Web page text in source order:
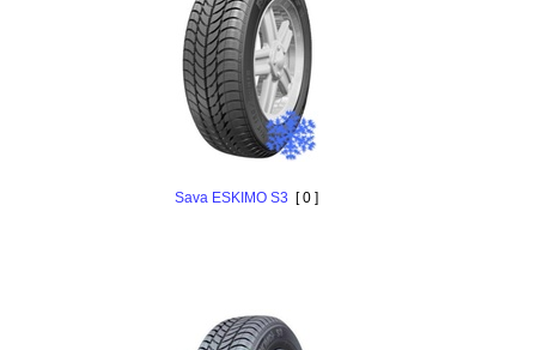
Sava ESKIMO S3 [ 0 ]